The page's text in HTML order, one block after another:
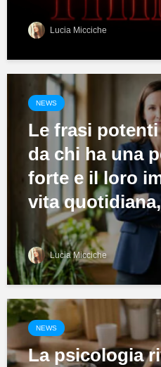
Lucia Micciche
NEWS
Le frasi
da chi ha una
forte e il loro
vita
Lucia Micciche
NEWS
La psicologia